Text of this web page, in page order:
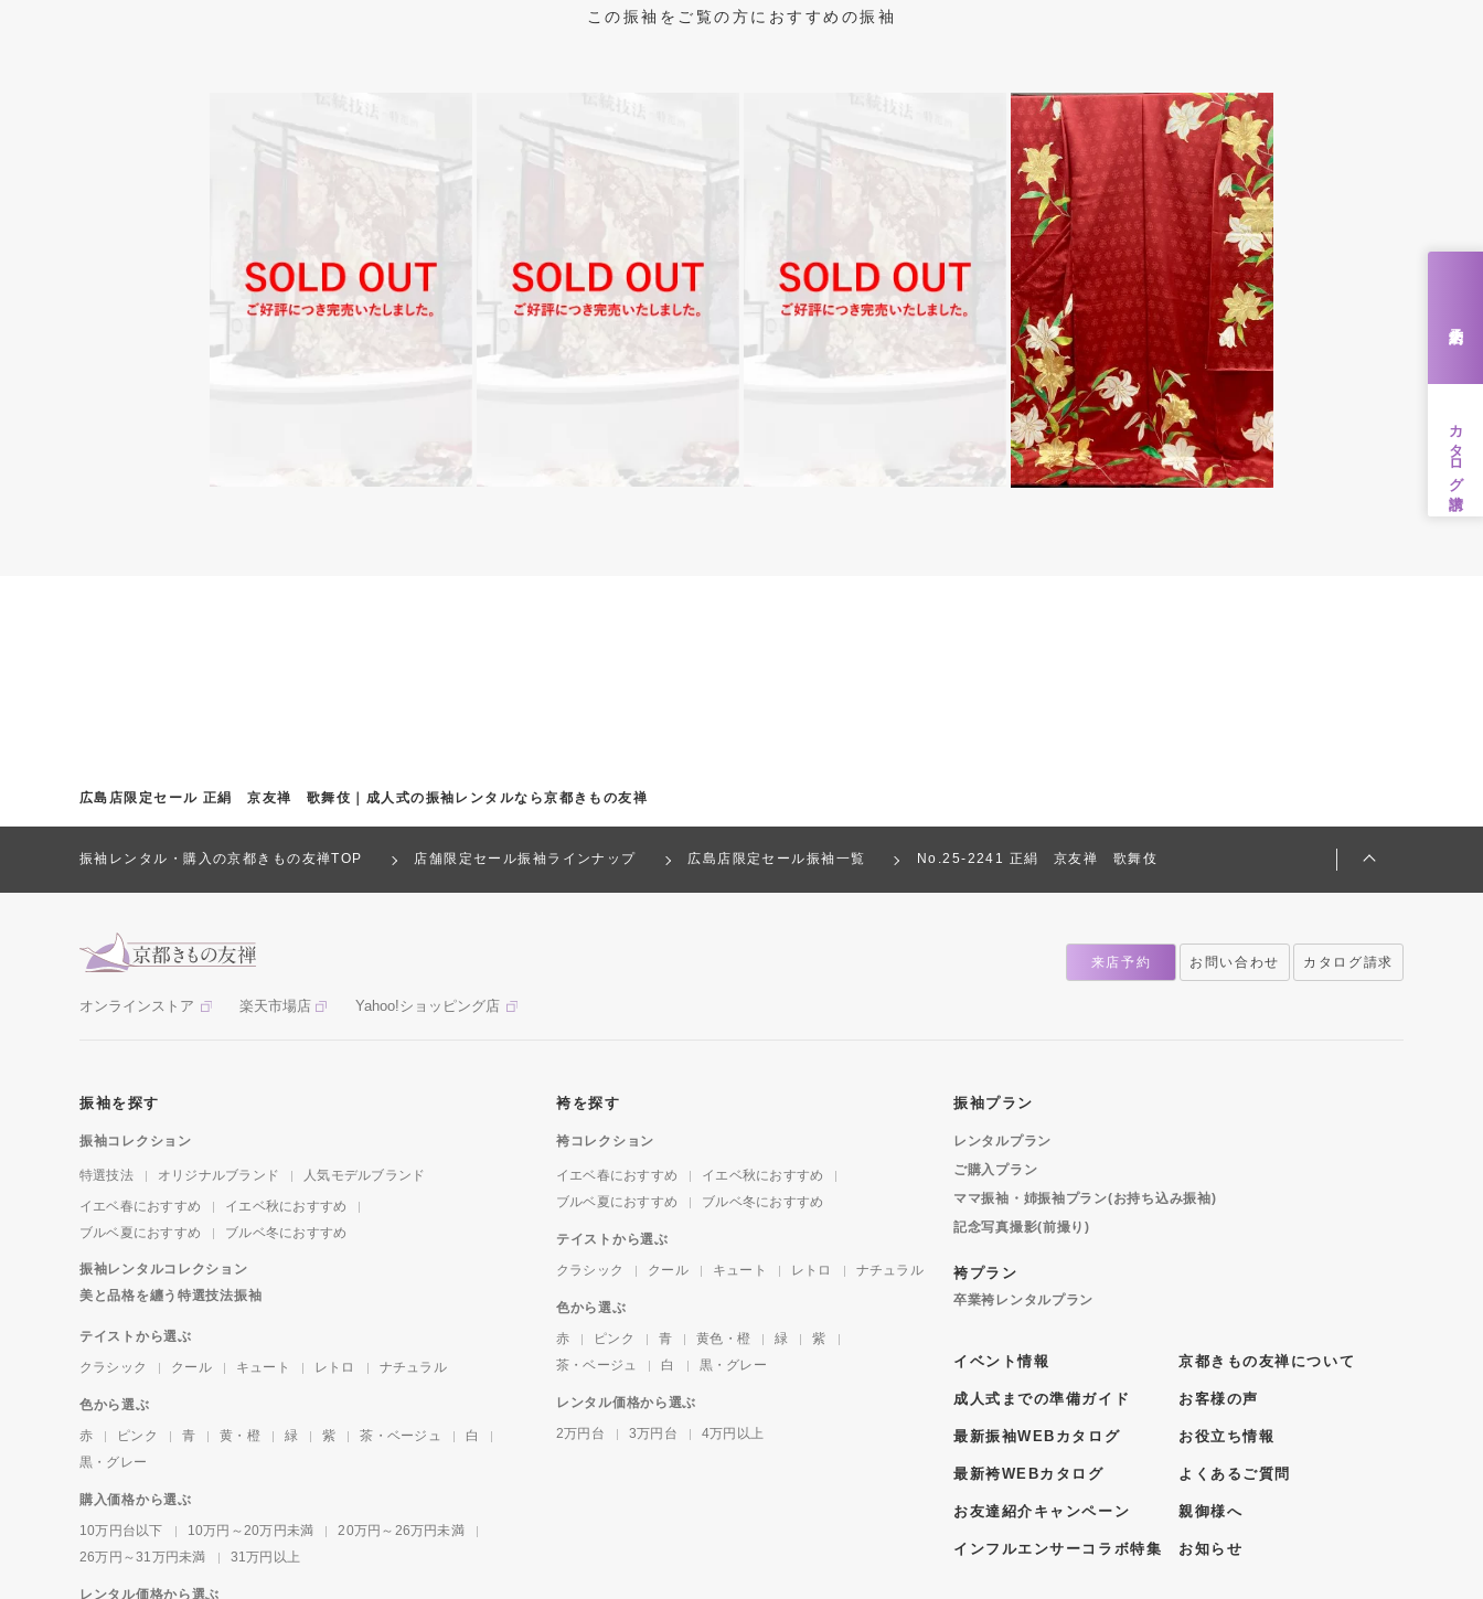
この振袖をご覧の方におすすめの振袖
広島店限定セール 正絹 京友禅 歌舞伎｜成人式の振袖レンタルなら京都きもの友禅
振袖レンタル・購入の京都きもの友禅TOP 店舗限定セール振袖ラインナップ 広島店限定セール振袖一覧 No.25-2241 正絹 京友禅 歌舞伎
カタログ請求
オンラインストア 楽天市場店 Yahoo!ショッピング店
来店予約 お問い合わせ カタログ請求
振袖を探す
振袖コレクション
特選技法 オリジナルブランド
人気モデルブランド
イエベ春におすすめ
イエベ秋におすすめ
ブルベ夏におすすめ
ブルベ冬におすすめ
振袖レンタルコレクション
美と品格を纏う特選技法振袖
テイストから選ぶ
クラシック
クール キュート レトロ ナチュラル
色から選ぶ
赤
ピンク 青 黄・橙 緑 紫 茶・ベージュ
白
黒・グレー
購入価格から選ぶ
10万円台以下
10万円～20万円未満
20万円～26万円未満
26万円～31万円未満
31万円以上
レンタル価格から選ぶ
袴を探す
袴コレクション
イエベ春におすすめ
イエベ秋におすすめ
ブルベ夏におすすめ
ブルベ冬におすすめ
テイストから選ぶ
クラシック
クール キュート レトロ ナチュラル
色から選ぶ
赤
ピンク 青 黄色・橙 緑
紫
茶・ベージュ
白 黒・グレー
レンタル価格から選ぶ
2万円台
3万円台 4万円以上
振袖プラン
レンタルプラン
ご購入プラン
ママ振袖・姉振袖プラン(お持ち込み振袖)
記念写真撮影(前撮り)
袴プラン
卒業袴レンタルプラン
イベント情報
成人式までの準備ガイド
最新振袖WEBカタログ
最新袴WEBカタログ
お友達紹介キャンペーン
インフルエンサーコラボ特集
京都きもの友禅について
お客様の声
お役立ち情報
よくあるご質問
親御様へ
お知らせ